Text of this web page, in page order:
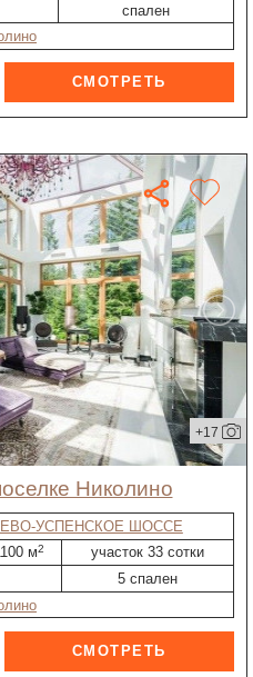
спален
+17
Николино
УСПЕНСКОЕ ШОССЕ
м2
участок 33 сотки
5 спален